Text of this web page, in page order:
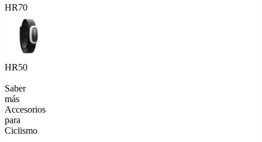
HR70
HR50
Saber
más
Accesorios
para
Ciclismo